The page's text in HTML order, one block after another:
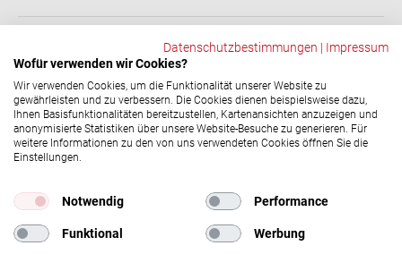
ZURÜCK
Impressum
Datenschutz
Social-​Media Ka­nä­le
Datenschutzbestimmungen | Impressum
Wofür verwenden wir Cookies?
Wir verwenden Cookies, um die Funktionalität unserer Website zu
gewährleisten und zu verbessern. Die Cookies dienen beispielsweise dazu,
Ihnen Basisfunktionalitäten bereitzustellen, Kartenansichten anzuzeigen und
anonymisierte Statistiken über unsere Website-Besuche zu generieren. Für
weitere Informationen zu den von uns verwendeten Cookies öffnen Sie die
Einstellungen.
Notwendig Performance
Funktional Werbung